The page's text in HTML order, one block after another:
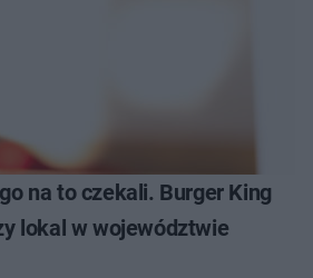
na to czekali. Burger King
lokal w województwie